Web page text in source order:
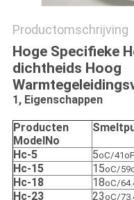
Productomschrijving
Hoge Specifieke
dichtheids Hoog
1, Eigenschappen
Producten
ModelNo
Hc-5
5oC/41oF
Hc-15
15oC/
Hc-18
18oC/
Hc-23
23oC/